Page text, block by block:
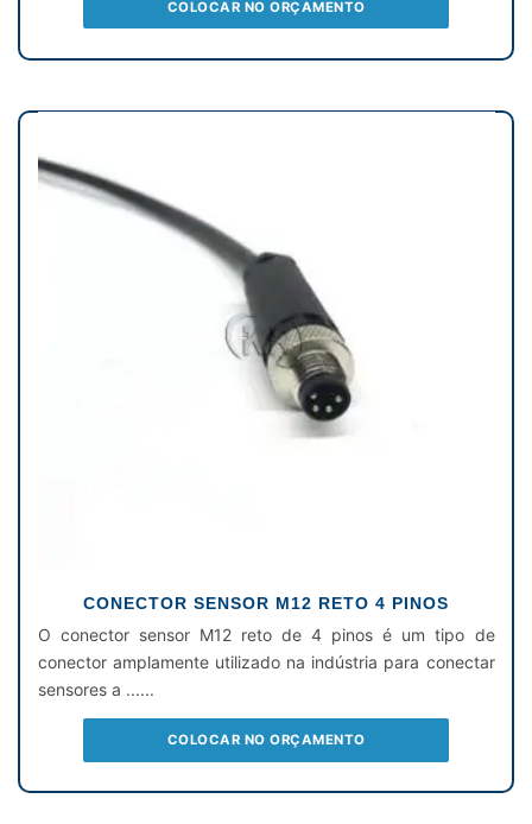
COLOCAR NO ORÇAMENTO
CONECTOR SENSOR M12 RETO 4 PINOS
O conector sensor M12 reto de 4 pinos é um tipo de
conector amplamente utilizado na indústria para conectar
sensores a ......
COLOCAR NO ORÇAMENTO